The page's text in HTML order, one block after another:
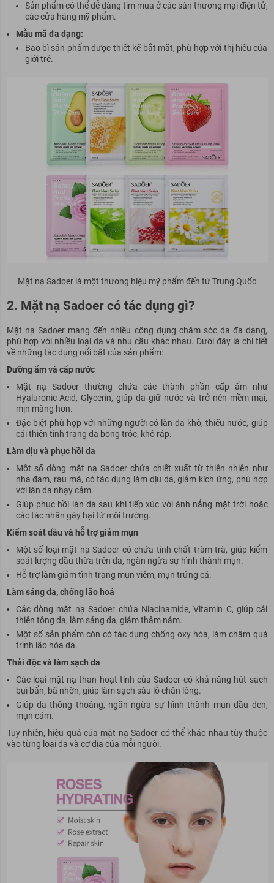
Sản phẩm có thể dễ dàng tìm mua ở các sàn thương mại điện tử,
các cửa hàng mỹ phẩm.
Mẫu mã đa dạng:
Bao bì sản phẩm được thiết kế bắt mắt, phù hợp với thị hiếu của
giới trẻ.
Mặt nạ Sadoer là một thương hiệu mỹ phẩm đến từ Trung Quốc
2. Mặt nạ Sadoer có tác dụng gì?
Mặt nạ Sadoer mang đến nhiều công dụng chăm sóc da đa dạng,
phù hợp với nhiều loại da và nhu cầu khác nhau. Dưới đây là chi tiết
về những tác dụng nổi bật của sản phẩm:
Dưỡng ẩm và cấp nước
Mặt nạ Sadoer thường chứa các thành phần cấp ẩm như
Hyaluronic Acid, Glycerin, giúp da giữ nước và trở nên mềm mại,
mịn màng hơn.
Đặc biệt phù hợp với những người có làn da khô, thiếu nước, giúp
cải thiện tình trạng da bong tróc, khô ráp.
Làm dịu và phục hồi da
Một số dòng mặt nạ Sadoer chứa chiết xuất từ thiên nhiên như
nha đam, rau má, có tác dụng làm dịu da, giảm kích ứng, phù hợp
với làn da nhạy cảm.
Giúp phục hồi làn da sau khi tiếp xúc với ánh nắng mặt trời hoặc
các tác nhân gây hại từ môi trường.
Kiểm soát dầu và hỗ trợ giảm mụn
Một số loại mặt nạ Sadoer có chứa tinh chất tràm trà, giúp kiểm
soát lượng dầu thừa trên da, ngăn ngừa sự hình thành mụn.
Hỗ trợ làm giảm tình trạng mụn viêm, mụn trứng cá.
Làm sáng da, chống lão hoá
Các dòng mặt nạ Sadoer chứa Niacinamide, Vitamin C, giúp cải
thiện tông da, làm sáng da, giảm thâm nám.
Một số sản phẩm còn có tác dụng chống oxy hóa, làm chậm quá
trình lão hóa da.
Thải độc và làm sạch da
Các loại mặt nạ than hoạt tính của Sadoer có khả năng hút sạch
bụi bẩn, bã nhờn, giúp làm sạch sâu lỗ chân lông.
Giúp da thông thoáng, ngăn ngừa sự hình thành mụn đầu đen,
mụn cám.
Tuy nhiên, hiệu quả của mặt nạ Sadoer có thể khác nhau tùy thuộc
vào từng loại da và cơ địa của mỗi người.